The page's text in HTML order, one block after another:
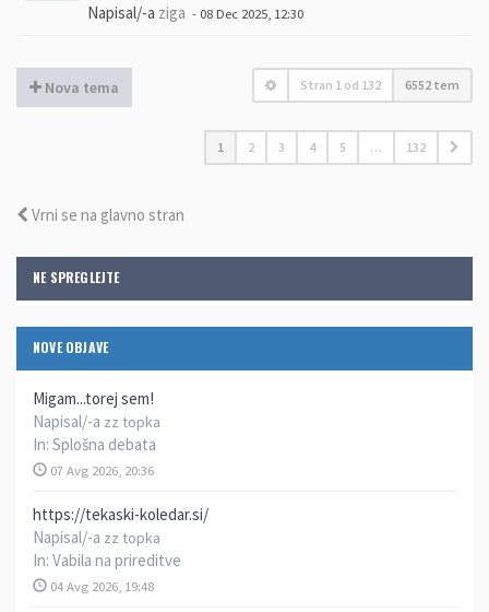
NE SPREGLEJTE
NOVE OBJAVE
Migam...torej sem!
Napisal/-a zz topka
In: Splošna debata
07 Avg 2026, 20:36
https://tekaski-koledar.si/
Napisal/-a zz topka
In: Vabila na prireditve
04 Avg 2026, 19:48
Napisal/-a ziga - 08 Dec 2025, 12:30
Nova tema Stran 1 od 132 6552 tem
1 2 3 4 5 … 132
Vrni se na glavno stran